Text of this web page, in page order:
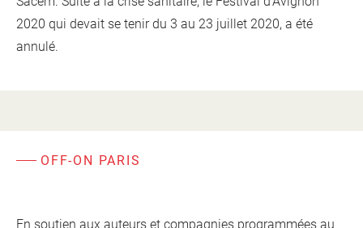
2020 qui devait se tenir du 3 au 23 juillet 2020, a été
annulé.
OFF-ON PARIS
En soutien aux auteurs et compagnies programmées au